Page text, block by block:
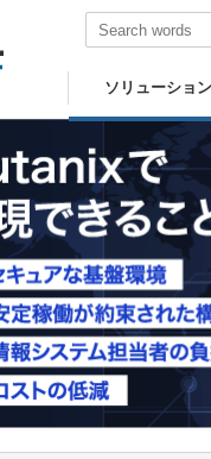
ソリューショ